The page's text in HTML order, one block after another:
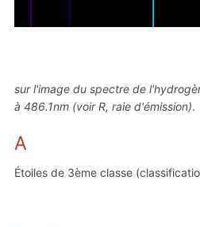
sur l'image du spectre de
à 486.1nm (voir R, raie d'émission).
A
Étoiles de 3ème classe